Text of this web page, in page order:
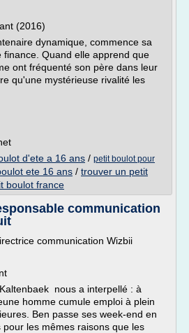
(2016)
dynamique, commence sa
finance. Quand elle apprend que
ont fréquenté son père dans leur
qu'une mystérieuse rivalité les
d'ete a 16 ans / petit boulot pour
ete 16 ans / trouver un petit
boulot france
communication
communication Wizbii
nous a interpellé : à
homme cumule emploi à plein
Ben passe ses week-end en
les mêmes raisons que les